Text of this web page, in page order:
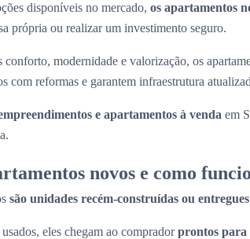
disponíveis no mercado, os apartamentos
própria ou realizar um investimento seguro.
conforto, modernidade e valorização, os
com reformas e garantem infraestrutura
e apartamentos à venda em
novos e como
são unidades recém-construídas ou
eles chegam ao compradorprontos